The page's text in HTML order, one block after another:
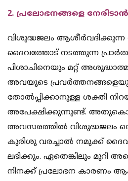
2. പ്രലോഭനങ്ങളെ നേരിടാൻ
വിശുദ്ധജലം
ദൈവത്തോട് നടത്തുന്ന
പിശാചിനെയും മറ്റ്
അവയുടെ
തോൽപ്പിക്കാനുള്ള ശക്തി
അപേക്ഷിക്കുന്നുണ്ട്.
അവസരത്തിൽ വിശുദ്ധജലം
കുരിശു വരച്ചാൽ നമുക്ക്
ലഭിക്കും. ഏതെങ്കിലും മുറി
നിനക്ക് പ്രലോഭന കാരണം